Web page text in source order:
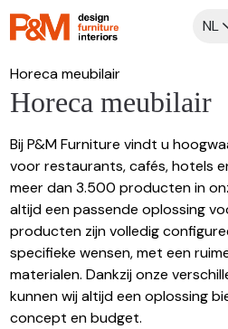
NL
Horeca meubilair
Horeca meubilair
Bij P&M Furniture vindt u
voor restaurants, cafés, hotels
meer dan 3.500 producten in
altijd een passende oplossing
producten zijn volledig
specifieke wensen, met een
materialen. Dankzij onze
kunnen wij altijd een oplossing
concept en budget.